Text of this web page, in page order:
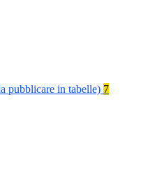
pubblicare in tabelle) 7